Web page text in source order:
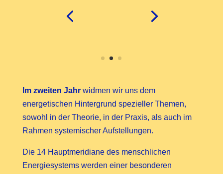
Im zweiten Jahrwidmen wir uns dem
energetischen Hintergrund spezieller Themen,
sowohl in der Theorie, in der Praxis, als auch im
Rahmen systemischer Aufstellungen.
Die 14 Hauptmeridiane des menschlichen
Energiesystems werden einer besonderen